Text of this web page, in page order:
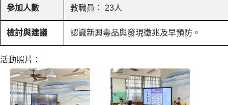
參加人數 教職員： 23人
檢討與建議 認識新興毒品與發現徵兆及早預防。
活動照片：